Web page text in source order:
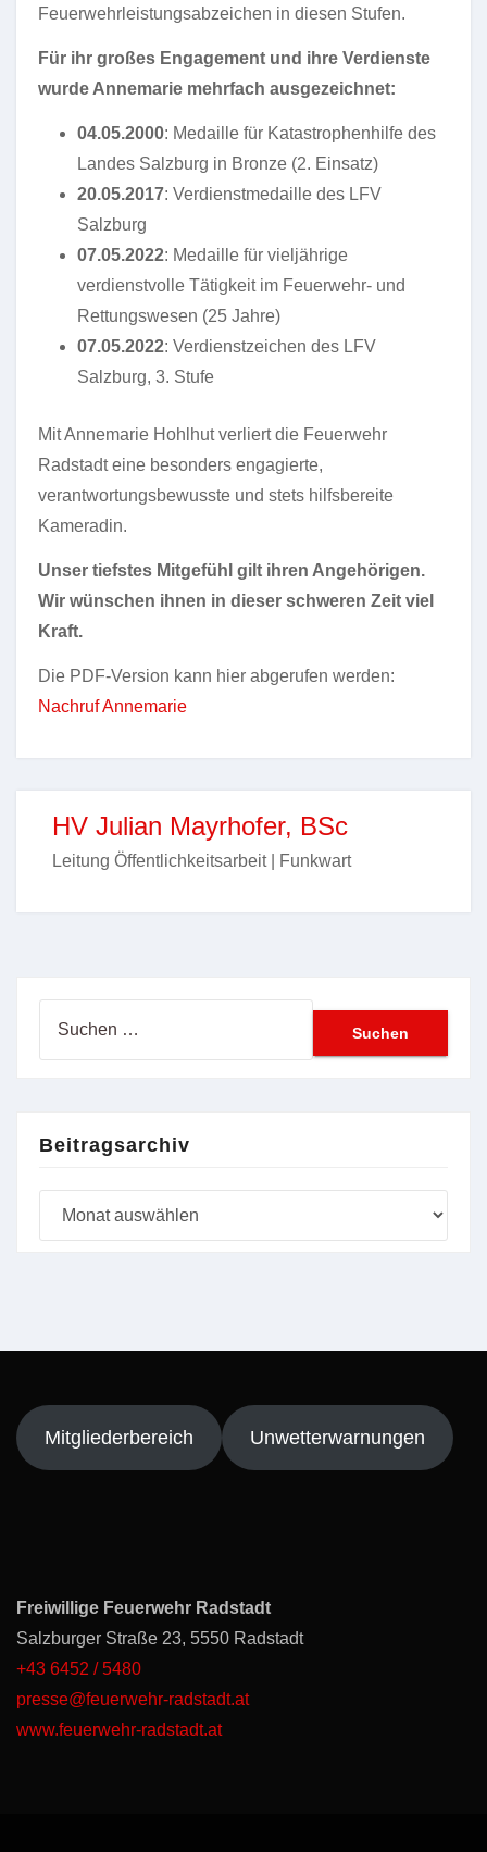
Feuerwehrleistungsabzeichen in diesen Stufen.
Für ihr großes Engagement und ihre Verdienste
wurde Annemarie mehrfach ausgezeichnet:
04.05.2000: Medaille für Katastrophenhilfe des
Landes Salzburg in Bronze (2. Einsatz)
20.05.2017: Verdienstmedaille des LFV
Salzburg
07.05.2022: Medaille für vieljährige
verdienstvolle Tätigkeit im Feuerwehr- und
Rettungswesen (25 Jahre)
07.05.2022: Verdienstzeichen des LFV
Salzburg, 3. Stufe
Mit Annemarie Hohlhut verliert die Feuerwehr
Radstadt eine besonders engagierte,
verantwortungsbewusste und stets hilfsbereite
Kameradin.
Unser tiefstes Mitgefühl gilt ihren Angehörigen.
Wir wünschen ihnen in dieser schweren Zeit viel
Kraft.
Die PDF-Version kann hier abgerufen werden:
Nachruf Annemarie
HV Julian Mayrhofer, BSc
Leitung Öffentlichkeitsarbeit | Funkwart
Beitragsarchiv
Mitgliederbereich Unwetterwarnungen
Freiwillige Feuerwehr Radstadt
Salzburger Straße 23, 5550 Radstadt
+43 6452 / 5480
presse@feuerwehr-radstadt.at
www.feuerwehr-radstadt.at